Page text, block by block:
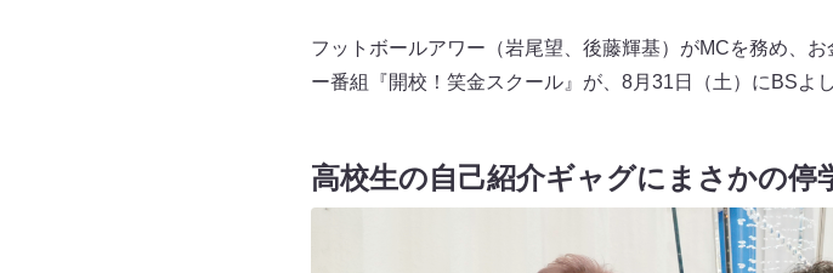
フットボールアワー（岩尾望、後藤輝基）がMCを務め、
ー番組『開校！笑金スクール』が、8月31日（土）にBSよ
高校生の自己紹介ギャグにまさかの